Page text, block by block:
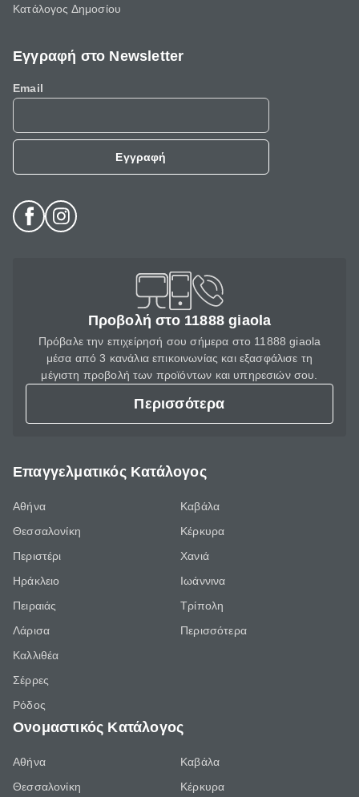
Κατάλογος Δημοσίου
Εγγραφή στο Newsletter
Email
Εγγραφή
Προβολή στο 11888 giaola
Πρόβαλε την επιχείρησή σου σήμερα στο 11888 giaola
μέσα από 3 κανάλια επικοινωνίας και εξασφάλισε τη
μέγιστη προβολή των προϊόντων και υπηρεσιών σου.
Περισσότερα
Επαγγελματικός Κατάλογος
Αθήνα
Θεσσαλονίκη
Περιστέρι
Ηράκλειο
Πειραιάς
Λάρισα
Καλλιθέα
Σέρρες
Ρόδος
Καβάλα
Κέρκυρα
Χανιά
Ιωάννινα
Τρίπολη
Περισσότερα
Ονομαστικός Κατάλογος
Αθήνα
Θεσσαλονίκη
Καβάλα
Κέρκυρα